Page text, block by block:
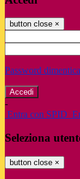
button close ×
Password
-
Entra con SPID
Seleziona
button close ×